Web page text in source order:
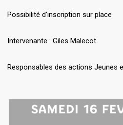
Possibilité d’inscription sur place
Intervenante : Giles Malecot
Responsables des actions Jeunes